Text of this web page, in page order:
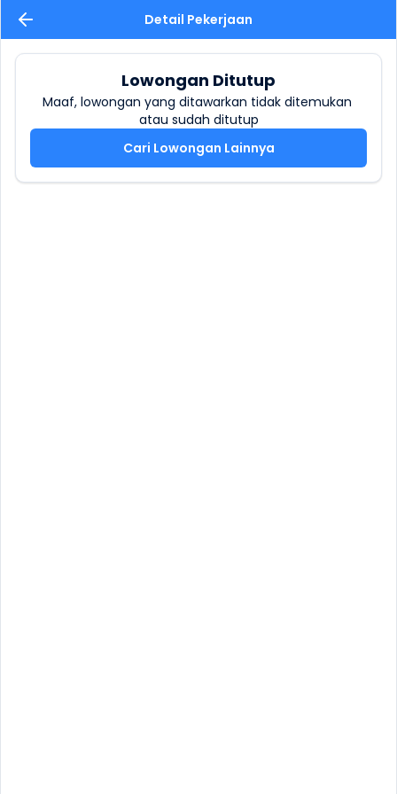
Detail Pekerjaan
Lowongan Ditutup
Maaf, lowongan yang ditawarkan tidak ditemukan
atau sudah ditutup
Cari Lowongan Lainnya